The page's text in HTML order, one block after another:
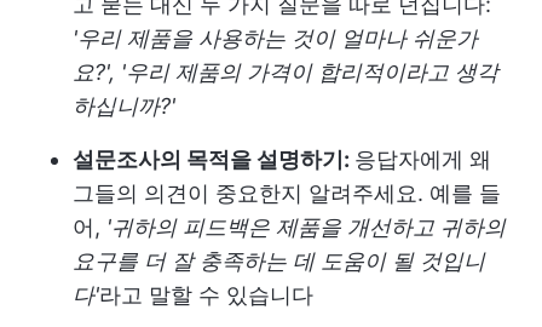
'우리 제품을 사용하는 것이 얼마나 쉬운가
요?', '우리 제품의 가격이 합리적이라고 생각
하십니까?'
설문조사의 목적을 설명하기: 응답자에게 왜
그들의 의견이 중요한지 알려주세요. 예를 들
어, '귀하의 피드백은 제품을 개선하고 귀하의
요구를 더 잘 충족하는 데 도움이 될 것입니
다'라고 말할 수 있습니다